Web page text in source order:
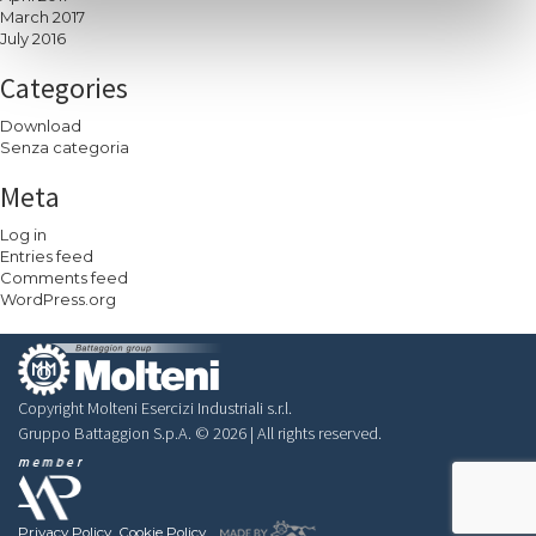
con altre informazioni che hai fornito loro o che hanno
March 2017
July 2016
Categories
Download
Senza categoria
Meta
Log in
Entries feed
Comments feed
WordPress.org
Copyright Molteni Esercizi Industriali s.r.l.
Gruppo Battaggion S.p.A. © 2026 | All rights reserved.
Privacy Policy Cookie Policy